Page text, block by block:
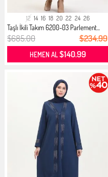
12 14 16 18 20 22 24 26
Taşlı İkili Takım 6200-03 Parlement...
$685.00 $234.99
HEMEN AL$140.99